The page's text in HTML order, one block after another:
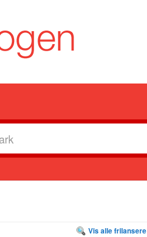
Vis alle frilansere